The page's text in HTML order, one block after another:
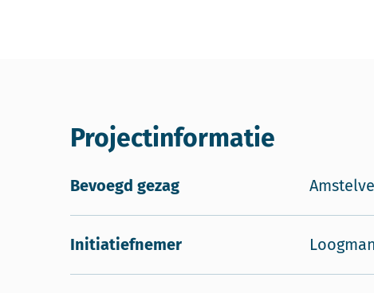
Projectinformatie
Bevoegd gezag
Initiatiefnemer